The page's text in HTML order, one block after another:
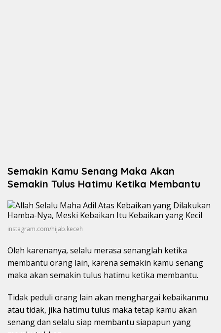
Semakin Kamu Senang Maka Akan
Semakin Tulus Hatimu Ketika Membantu
instagram.com/hijab.keceh
Oleh karenanya, selalu merasa senanglah ketika
membantu orang lain, karena semakin kamu senang
maka akan semakin tulus hatimu ketika membantu.
Tidak peduli orang lain akan menghargai kebaikanmu
atau tidak, jika hatimu tulus maka tetap kamu akan
senang dan selalu siap membantu siapapun yang